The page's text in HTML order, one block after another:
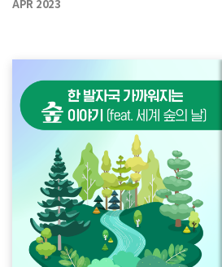
APR 2023